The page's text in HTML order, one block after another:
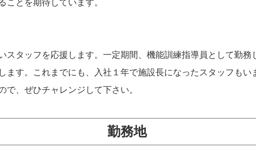
とを期待しています。
タッフを応援します。一定期間、機能訓練指導員として勤務
ます。これまでにも、入社１年で施設長になったスタッフも
、ぜひチャレンジして下さい。
勤務地